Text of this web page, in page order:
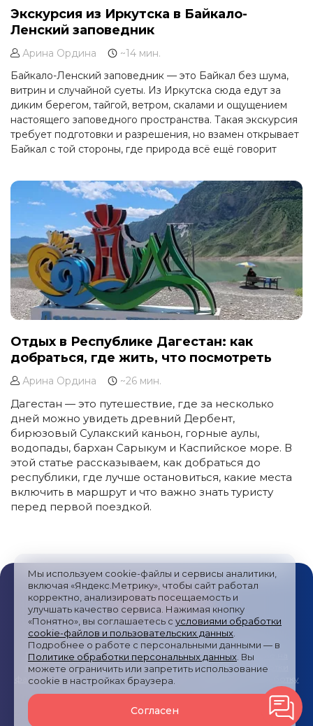
Мы используем cookie-файлы и сервисы аналитики,
включая «Яндекс.Метрику», чтобы сайт работал
корректно, анализировать посещаемость и
улучшать качество сервиса. Нажимая кнопку
«Понятно», вы соглашаетесь с условиями обработки
cookie-файлов и пользовательских данных
Подробнее о работе с персональными данными — в
Политике обработки персональных данных . Вы
можете ограничить или запретить использование
cookie в настройках браузера.
Согласен
Экскурсия из Иркутска в Байкало-
Ленский заповедник
Арина Ордина
~14 мин.
Байкало-Ленский заповедник — это Байкал без шума,
витрин и случайной суеты. Из Иркутска сюда едут за
диким берегом, тайгой, ветром, скалами и ощущением
настоящего заповедного пространства. Такая экскурсия
требует подготовки и разрешения, но взамен открывает
Байкал с той стороны, где природа всё ещё говорит
Отдых в Республике Дагестан: как
добраться, где жить, что посмотреть
Арина Ордина ~26 мин.
Дагестан — это путешествие, где за несколько
дней можно увидеть древний Дербент,
бирюзовый Сулакский каньон, горные аулы,
водопады, бархан Сарыкум и Каспийское море. В
этой статье рассказываем, как добраться до
республики, где лучше остановиться, какие места
включить в маршрут и что важно знать туристу
перед первой поездкой.
Публичная оферта/Пользовательское соглашение/
Политика обработки персональных данных/Согласие на
получение рекламных сообщений/ Политика обработки
файлов cookies и метрических систем
Согласие на обработку
Туры РоссииВсе права защищены